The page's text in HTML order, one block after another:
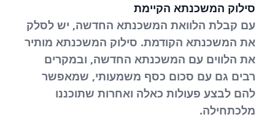
סילוק המשכנתא הקיימת
עם קבלת הלוואת המשכנתא החדשה, יש לסלק
את המשכנתא הקודמת. סילוק המשכנתא מותיר
את הלווים עם המשכנתא החדשה, ובמקרים
רבים גם עם סכום כסף משמעותי, שמאפשר
להם לבצע פעולות כאלה ואחרות שתוכננו
מלכתחילה.